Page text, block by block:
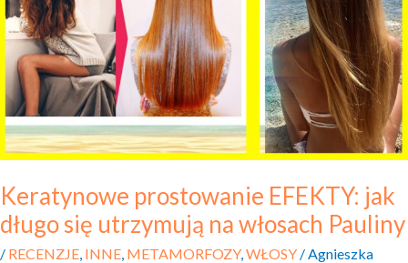
Keratynowe prostowanie EFEKTY: jak
długo się utrzymują na włosach Pauliny
/ RECENZJE INNE METAMORFOZY, WŁOSY / Agnieszka
się
utrzymują
na włosach
Pauliny